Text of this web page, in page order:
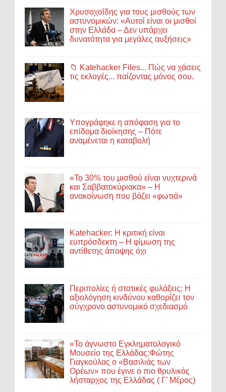
Χρυσοχοΐδης για τους μισθούς των
αστυνομικών: «Αυτοί είναι οι μισθοί
στην Ελλάδα – Δεν υπάρχει
δυνατότητα για μεγάλες αυξήσεις»
📁 Katehacker Files... Πώς να χάσεις
τις εκλογές... παίζοντας μόνος σου.
Υπογράφηκε η απόφαση για το
επίδομα διοίκησης – Πότε
αναμένεται η καταβολή
«Το 30% του μισθού είναι νυχτερινά
και Σαββατοκύριακα» – Η
ανακοίνωση που βάζει «φωτιά»
Katehacker: Η κριτική είναι
ευπρόσδεκτη – Η φίμωση της
αντίθετης άποψης όχι
Περιπολίες ή στατικές φυλάξεις; Η
αξιολόγηση κινδύνου καθορίζει τον
σύγχρονο αστυνομικό σχεδιασμό
«Το άγνωστο Εγκληματολογικό
Μουσείο της Ελλάδας:Φώτης
Γιαγκούλας ο «Βασιλιάς των
Ορέων» που έγινε ο πιο θρυλικός
λήσταρχος της Ελλάδας ( Γ' Μέρος)